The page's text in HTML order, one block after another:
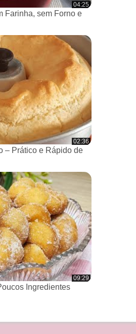
04:25
Farinha, sem Forno e
02:36
– Prático e Rápido de
09:29
Ingredientes